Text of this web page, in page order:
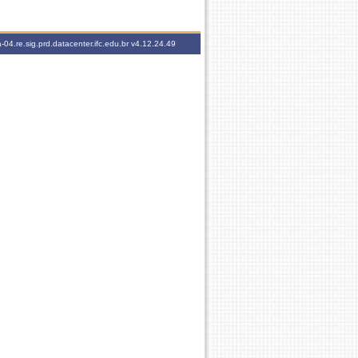
04.re.sig.prd.datacenter.ifc.edu.brv4.12.24.49